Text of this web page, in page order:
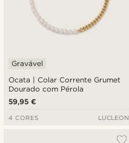
Ocata | Colar Corrente Grumet
Dourado com Pérola
Gravável
59,95 €
4 CORES LUCLEON